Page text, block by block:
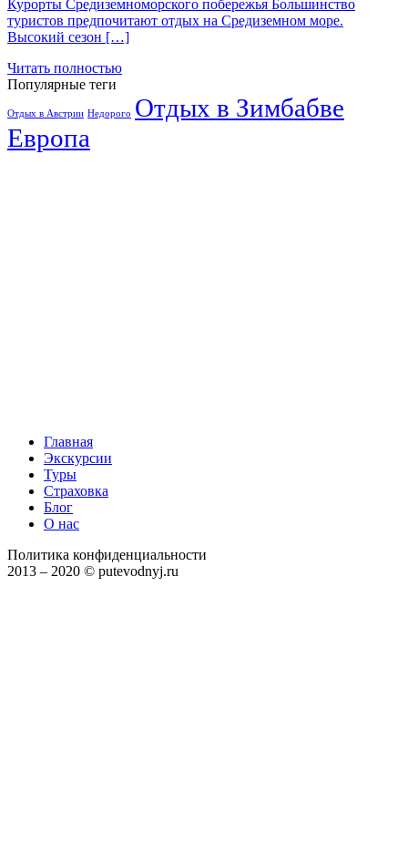
Курорты Средиземноморского побережья Большинство
туристов предпочитают отдых на Средиземном море.
Высокий сезон […]
Читать полностью
Популярные теги
Отдых в Австрии Недорого Отдых в Зимбабве
Европа
Главная
Экскурсии
Туры
Страховка
Блог
О нас
Политика конфиденциальности
2013 – 2020 © putevodnyj.ru